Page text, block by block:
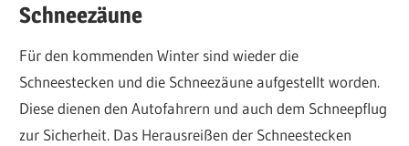
Schneezäune
Für den kommenden Winter sind wieder die
Schneestecken und die Schneezäune aufgestellt worden.
Diese dienen den Autofahrern und auch dem Schneepflug
zur Sicherheit. Das Herausreißen der Schneestecken